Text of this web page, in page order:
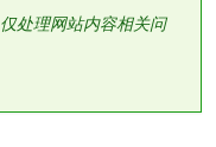
仅处理网站内容相关问